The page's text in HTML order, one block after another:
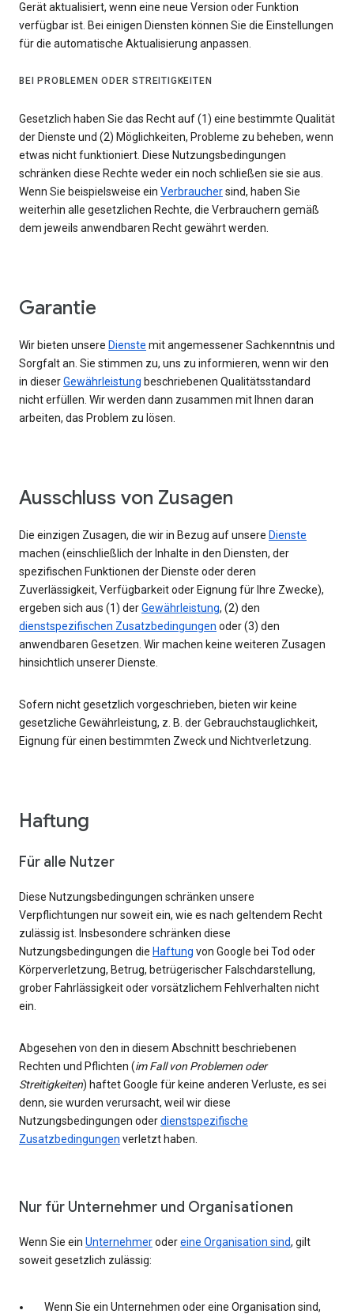
Gerät aktualisiert, wenn eine neue Version oder Funktion
verfügbar ist. Bei einigen Diensten können Sie die Einstellungen
für die automatische Aktualisierung anpassen.
BEI PROBLEMEN ODER STREITIGKEITEN
Gesetzlich haben Sie das Recht auf (1) eine bestimmte Qualität
der Dienste und (2) Möglichkeiten, Probleme zu beheben, wenn
etwas nicht funktioniert. Diese Nutzungsbedingungen
schränken diese Rechte weder ein noch schließen sie sie aus.
Wenn Sie beispielsweise ein Verbrauchersind, haben Sie
weiterhin alle gesetzlichen Rechte, die Verbrauchern gemäß
dem jeweils anwendbaren Recht gewährt werden.
Garantie
Wir bieten unsere Dienste mit angemessener Sachkenntnis und
Sorgfalt an. Sie stimmen zu, uns zu informieren, wenn wir den
in dieserGewährleistung beschriebenen Qualitätsstandard
nicht erfüllen. Wir werden dann zusammen mit Ihnen daran
arbeiten, das Problem zu lösen.
Ausschluss von Zusagen
Die einzigen Zusagen, die wir in Bezug auf unsere Dienste
machen (einschließlich der Inhalte in den Diensten, der
spezifischen Funktionen der Dienste oder deren
Zuverlässigkeit, Verfügbarkeit oder Eignung für Ihre Zwecke),
ergeben sich aus (1) derGewährleistung, (2) den
dienstspezifischen Zusatzbedingungen oder (3) den
anwendbaren Gesetzen. Wir machen keine weiteren Zusagen
hinsichtlich unserer Dienste.
Sofern nicht gesetzlich vorgeschrieben, bieten wir keine
gesetzliche Gewährleistung, z. B. der Gebrauchstauglichkeit,
Eignung für einen bestimmten Zweck und Nichtverletzung.
Haftung
Für alle Nutzer
Diese Nutzungsbedingungen schränken unsere
Verpflichtungen nur soweit ein, wie es nach geltendem Recht
zulässig ist. Insbesondere schränken diese
Nutzungsbedingungen die Haftung von Google bei Tod oder
Körperverletzung, Betrug, betrügerischer Falschdarstellung,
grober Fahrlässigkeit oder vorsätzlichem Fehlverhalten nicht
ein.
Abgesehen von den in diesem Abschnitt beschriebenen
Rechten und Pflichten (im Fall von Problemen oder
Streitigkeiten) haftet Google für keine anderen Verluste, es sei
denn, sie wurden verursacht, weil wir diese
Nutzungsbedingungen oderdienstspezifische
Zusatzbedingungen verletzt haben.
Nur für Unternehmer und Organisationen
Wenn Sie ein Unternehmerodereine Organisation sind, gilt
soweit gesetzlich zulässig:
Wenn Sie ein Unternehmen oder eine Organisation sind,